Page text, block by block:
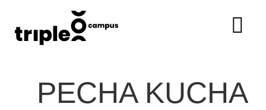
PECHA KUCHA